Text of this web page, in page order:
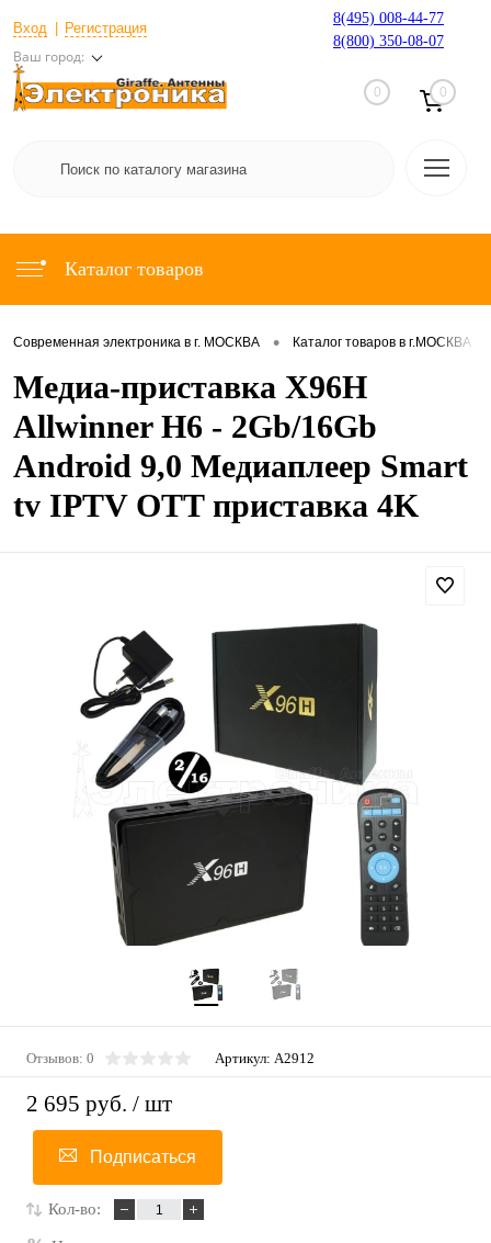
Вход Регистрация
Ваш город:
8(495) 008-44-77
8(800) 350-08-07
0 0
Каталог товаров
Современная электроника в г. МОСКВА • Каталог товаров в г.МОСКВА
Медиа-приставка X96H
Allwinner H6 - 2Gb/16Gb
Android 9,0 Медиаплеер Smart
tv IPTV OTT приставка 4K
Отзывов: 0 Артикул: A2912
2 695 руб. / шт
Подписаться
Кол-во: